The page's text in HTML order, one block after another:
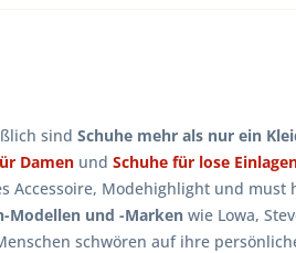
sind Schuhe mehr als nur ein
Damen und Schuhe für lose
Accessoire, Modehighlight und
Modellen und -Marken wie Lowa,
schwören auf ihre